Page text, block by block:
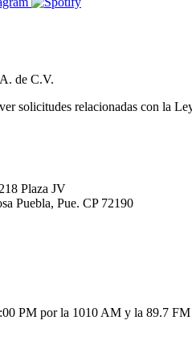
de C.V.
solicitudes relacionadas con la
Plaza JV
Puebla, Pue. CP 72190
PM por la 1010 AM y la 89.7